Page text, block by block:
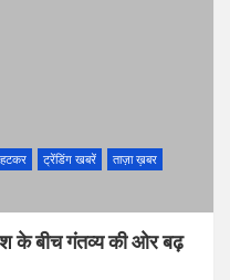
ट्रेंडिंग खबरें
ताज़ा ख़बर
के बीच गंतव्य की ओर बढ़